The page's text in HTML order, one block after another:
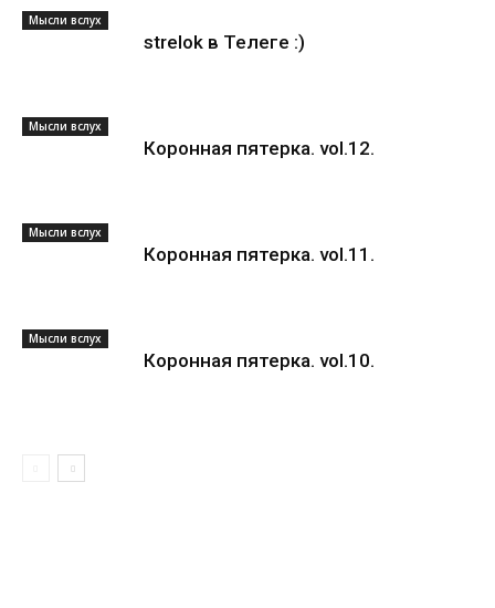
Мысли вслух
strelok в Телеге :)
Мысли вслух
Коронная пятерка. vol.12.
Мысли вслух
Коронная пятерка. vol.11.
Мысли вслух
Коронная пятерка. vol.10.